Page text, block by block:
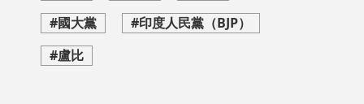
#國大黨
#印度人民黨（BJP）
#盧比